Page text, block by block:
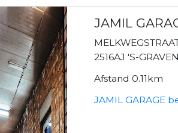
JAMIL
2516AJ 'S-
Afstand 0.11km
JAMIL GARAGE